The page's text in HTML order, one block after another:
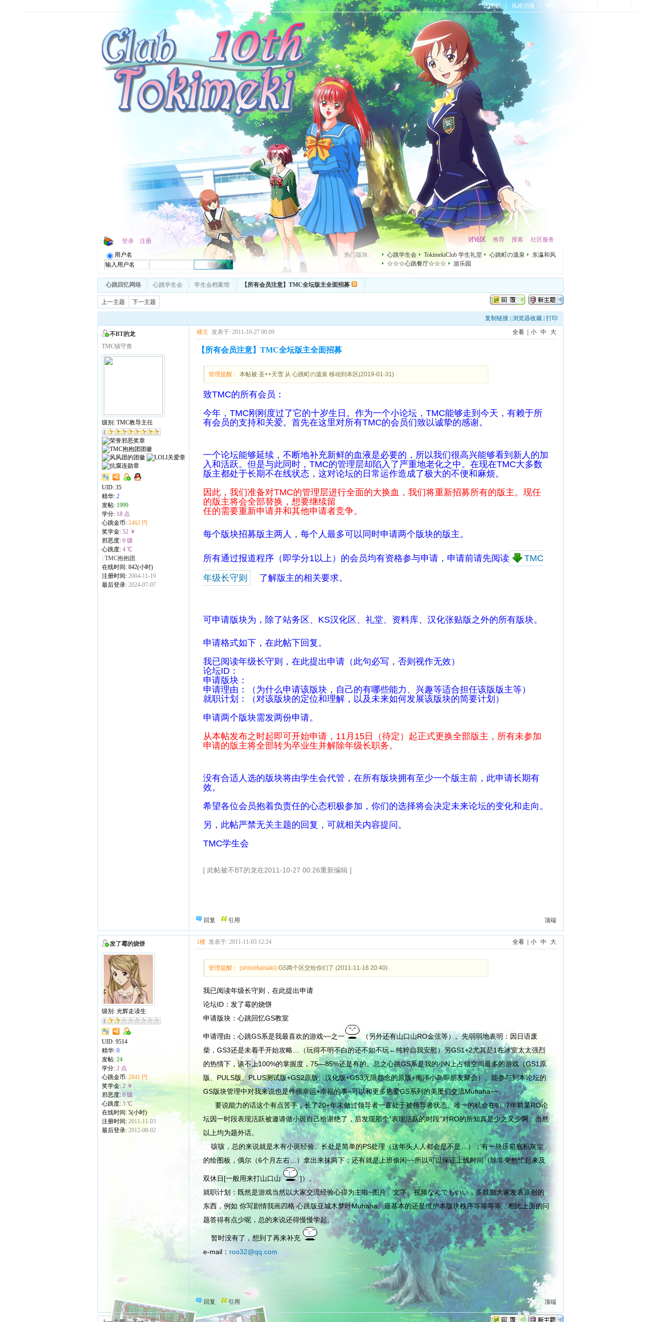
无图版 风格切换 帮助
登录 注册 讨论区 推荐 搜索 社区服务
用户名 热门版块: 心跳学生会 TokimekiClub 学生礼堂 心跳町の溫泉
东瀛和风
☆☆☆心跳餐厅☆☆☆
游乐园
心跳回忆网络 心跳学生会 学生会档案馆 【所有会员注意】TMC全坛版主全面招募
上一主题 下一主题
复制链接 浏览器收藏 打印
不BT的龙
TMC镇守兽
级别: TMC教导主任
UID: 35
精华: 2
发帖: 1999
学分: 18 点
心跳金币: 2462 円
奖学金: 52 ￥
邪恶度: 0 级
心跳度: 4 ℃
: TMC抱抱团
在线时间: 842(小时)
注册时间: 2004-11-19
最后登录: 2024-07-07
楼主 发表于: 2011-10-27 00:09 全看 小 中 大
【所有会员注意】TMC全坛版主全面招募
管理提醒： 本帖被 圣++天雪 从 心跳町の溫泉 移动到本区(2019-01-31)
致TMC的所有会员：
今年，TMC刚刚度过了它的十岁生日。作为一个小论坛，TMC能够走到今天，有赖于所
有会员的支持和关爱。首先在这里对所有TMC的会员们致以诚挚的感谢。
一个论坛能够延续，不断地补充新鲜的血液是必要的，所以我们很高兴能够看到新人的加
入和活跃。但是与此同时，TMC的管理层却陷入了严重地老化之中。在现在TMC大多数
版主都处于长期不在线状态，这对论坛的日常运作造成了极大的不便和麻烦。
因此，我们准备对TMC的管理层进行全面的大换血，我们将重新招募所有的版主。现任
的版主将会全部替换，想要继续留
任的需要重新申请并和其他申请者竞争。
每个版块招募版主两人，每个人最多可以同时申请两个版块的版主。
所有通过报道程序（即学分1以上）的会员均有资格参与申请，申请前请先阅读
TMC
年级长守则
了解版主的相关要求。
可申请版块为，除了站务区、KS汉化区、礼堂、资料库、汉化张贴版之外的所有版块。
申请格式如下，在此帖下回复。
我已阅读年级长守则，在此提出申请（此句必写，否则视作无效）
论坛ID：
申请版块：
申请理由：（为什么申请该版块，自己的有哪些能力、兴趣等适合担任该版版主等）
就职计划：（对该版块的定位和理解，以及未来如何发展该版块的简要计划）
申请两个版块需发两份申请。
从本帖发布之时起即可开始申请，11月15日（待定）起正式更换全部版主，所有未参加
申请的版主将全部转为卒业生并解除年级长职务。
没有合适人选的版块将由学生会代管，在所有版块拥有至少一个版主前，此申请长期有
效。
希望各位会员抱着负责任的心态积极参加，你们的选择将会决定未来论坛的变化和走向。
另，此帖严禁无关主题的回复，可就相关内容提问。
TMC学生会
[ 此帖被不BT的龙在2011-10-27 00:26重新编辑 ]
顶端
回复 引用
发了霉的烧饼
级别: 光辉走读生
UID: 9514
精华: 0
发帖: 24
学分: 2 点
心跳金币: 2841 円
奖学金: 2 ￥
邪恶度: 0 级
心跳度: 3 ℃
在线时间: 5(小时)
注册时间: 2011-11-03
最后登录: 2012-08-02
1楼 发表于: 2011-11-03 12:24 全看 小 中 大
管理提醒： (shiorifujisaki) GS两个区交给你们了 (2011-11-16 20:40)
我已阅读年级长守则，在此提出申请
论坛ID：发了霉的烧饼
申请版块：心跳回忆GS教室
申请理由：心跳GS系是我最喜欢的游戏~~之一
（另外还有山口山RO金弦等）。先弱弱地表明：因日语废
柴，GS3还是未着手开始攻略…（玩得不明不白的还不如不玩←纯粹自我安慰）另GS1+2尤其是1在冰室太太强烈
的热情下，谈不上100%的掌握度，75—85%还是有的。总之心跳GS系是我的小N上占领空间最多的游戏（GS1原
版、PULS版、PLUS测试版+GS2原版、汉化版+GS3无限怨念的原版+南洋小岛即朋友聚会）。能参与到本论坛的
GS版块管理中对我来说也是件很幸运+幸福的事~可以和更多热爱GS系列的美屡们交流Muhaha~~
要说能力的话这个有点苦手，长了20+年未做过领导者一直处于被领导者状态。唯一的机会在6、7年前某RO论
坛因一时段表现活跃被邀请做小斑自己给谢绝了，后发现那个“表现活跃的时段”对RO的所知真是少之又少啊…当然
以上均为题外话。
咳咳，总的来说就是木有小斑经验。长处是简单的PS处理（这年头人人都会是不是…）；有一块压箱底积灰尘
的绘图板，偶尔（6个月左右…）拿出来抹两下；还有就是上班偷闲~~所以可以保证上线时间（除非突然忙起来及
双休日[一般用来打山口山
]）。
就职计划：既然是游戏当然以大家交流经验心得为主啦~图片、文字、视频なんでもいい，多鼓励大家发表原创的
东西，例如 你写剧情我画四格 心跳版亚城木梦叶Muhaha。最基本的还是维护本版块秩序等等等等…相比上面的问
题答得有点少呢，总的来说还得慢慢学起。
暂时没有了，想到了再来补充
e-mail： roo32@qq.com
顶端
回复 引用